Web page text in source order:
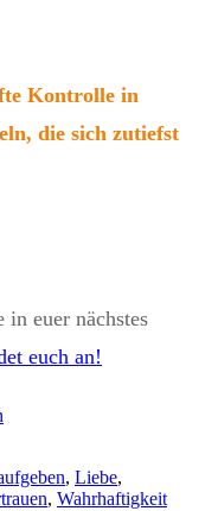
Kontrolle in
die sich zutiefst
euer nächstes
euch an!
, Liebe,
, Wahrhaftigkeit